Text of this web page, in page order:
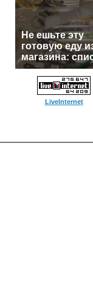
Не ешьте эту
готовую еду
магазина:
LiveInternet